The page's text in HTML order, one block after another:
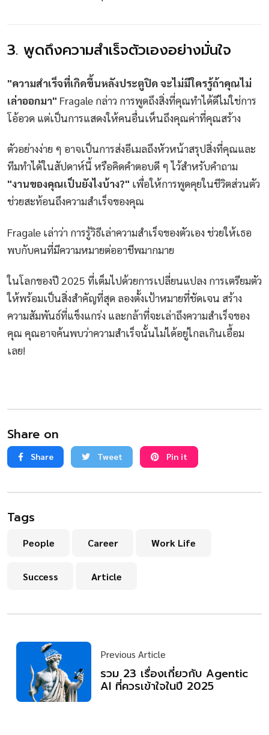
3. พูดถึงความสำเร็จตัวเองอย่างมั่นใจ
"ความสำเร็จที่เกิดขึ้นหลังประตูปิด จะไม่มีใครรู้ถ้าคุณไม่
เล่าออกมา" Fragale กล่าว การพูดถึงสิ่งที่คุณทำได้ดีไม่ใช่การ
โอ้อวด แต่เป็นการแสดงให้คนอื่นเห็นถึงคุณค่าที่คุณสร้าง
ตัวอย่างง่าย ๆ อาจเป็นการส่งอีเมลถึงหัวหน้าสรุปสิ่งที่คุณและ
ทีมทำได้ในสัปดาห์นี้ หรือคิดคำตอบดี ๆ ไว้สำหรับคำถาม
"งานของคุณเป็นยังไงบ้าง?" เพื่อให้การพูดคุยในชีวิตส่วนตัว
ช่วยสะท้อนถึงความสำเร็จของคุณ
Fragale เล่าว่า การรู้วิธีเล่าความสำเร็จของตัวเอง ช่วยให้เธอ
พบกับคนที่มีความหมายต่ออาชีพมากมาย
ในโลกของปี 2025 ที่เต็มไปด้วยการเปลี่ยนแปลง การเตรียมตัว
ให้พร้อมเป็นสิ่งสำคัญที่สุด ลองตั้งเป้าหมายที่ชัดเจน สร้าง
ความสัมพันธ์ที่แข็งแกร่ง และกล้าที่จะเล่าถึงความสำเร็จของ
คุณ คุณอาจค้นพบว่าความสำเร็จนั้นไม่ได้อยู่ไกลเกินเอื้อม
เลย!
Share on
Share Tweet Pin it
Tags
People Career Work Life
Success Article
Previous Article
รวม 23 เรื่องเกี่ยวกับ Agentic
AI ที่ควรเข้าใจในปี 2025